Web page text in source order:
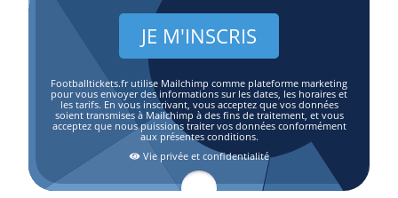
Footballtickets.fr utilise Mailchimp comme plateforme marketing
pour vous envoyer des informations sur les dates, les horaires et
les tarifs. En vous inscrivant, vous acceptez que vos données
soient transmises à Mailchimp à des fins de traitement, et vous
acceptez que nous puissions traiter vos données conformément
aux présentes conditions.
Vie privée et confidentialité